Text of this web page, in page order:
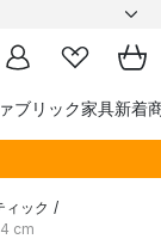
ブリック家具新着
ィック /
cm